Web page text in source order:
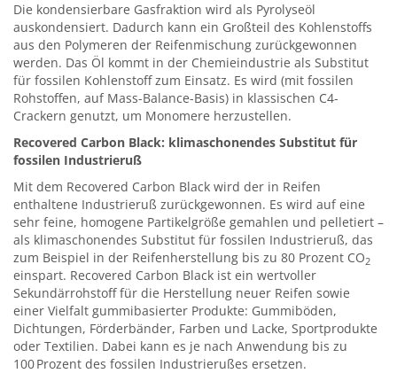
Die kondensierbare Gasfraktion wird als Pyrolyseöl
auskondensiert. Dadurch kann ein Großteil des Kohlenstoffs
aus den Polymeren der Reifenmischung zurück­gewonnen
werden. Das Öl kommt in der Chemieindustrie als Substitut
für fossilen Kohlenstoff zum Einsatz. Es wird (mit fossilen
Rohstoffen, auf Mass-Balance-Basis) in klassischen C4-
Crackern genutzt, um Monomere herzustellen.
Recovered Carbon Black: klimaschonendes Substitut für
fossilen Industrieruß
Mit dem Recovered Carbon Black wird der in Reifen
enthaltene Industrieruß zurückgewonnen. Es wird auf eine
sehr feine, homogene Partikelgröße gemahlen und pelletiert –
als klimaschonendes Substitut für fossilen Industrieruß, das
zum Beispiel in der Reifenherstellung bis zu 80 Prozent CO2
einspart. Recovered Carbon Black ist ein wertvoller
Sekundärrohstoff für die Herstellung neuer Reifen sowie
einer Vielfalt gummibasierter Produkte: Gummiböden,
Dichtungen, Förderbänder, Farben und Lacke, Sportprodukte
oder Textilien. Dabei kann es je nach Anwendung bis zu
100 Prozent des fossilen Industrierußes ersetzen.